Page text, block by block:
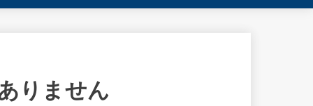
りません